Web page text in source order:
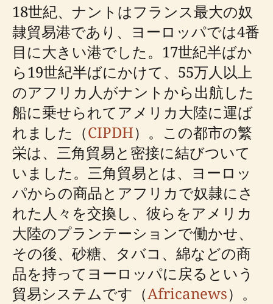
18世紀、ナントはフランス最大の奴
隷貿易港であり、ヨーロッパでは4番
目に大きい港でした。17世紀半ばか
ら19世紀半ばにかけて、55万人以上
のアフリカ人がナントから出航した
船に乗せられてアメリカ大陸に運ば
れました（CIPDH）。この都市の繁
栄は、三角貿易と密接に結びついて
いました。三角貿易とは、ヨーロッ
パからの商品とアフリカで奴隷にさ
れた人々を交換し、彼らをアメリカ
大陸のプランテーションで働かせ、
その後、砂糖、タバコ、綿などの商
品を持ってヨーロッパに戻るという
貿易システムです（Africanews）。